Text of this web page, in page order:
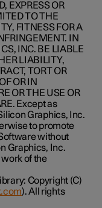
EXPRESS OR
TO THE
FITNESS FOR A
IN
INC. BE LIABLE
LIABILITY,
TORT OR
OR IN
OR THE USE OR
Except as
Graphics, Inc.
to promote
without
Graphics, Inc.
of the
Copyright (C)
). All rights